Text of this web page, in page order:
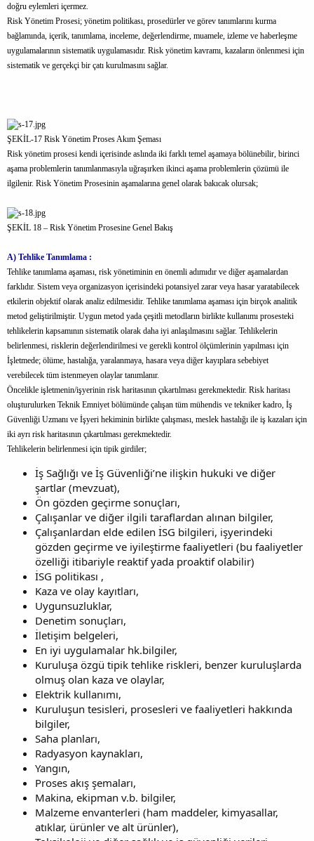
doğru eylemleri içermez.
Risk Yönetim Prosesi; yönetim politikası, prosedürler ve görev tanımlarını kurma
bağlamında, içerik, tanımlama, inceleme, değerlendirme, muamele, izleme ve haberleşme
uygulamalarının sistematik uygulamasıdır. Risk yönetim kavramı, kazaların önlenmesi için
sistematik ve gerçekçi bir çatı kurulmasını sağlar.
ŞEKİL-17 Risk Yönetim Proses Akım Şeması
Risk yönetim prosesi kendi içerisinde aslında iki farklı temel aşamaya bölünebilir, birinci
aşama problemlerin tanımlanmasıyla uğraşırken ikinci aşama problemlerin çözümü ile
ilgilenir. Risk Yönetim Prosesinin aşamalarına genel olarak bakıcak olursak;
ŞEKİL 18 – Risk Yönetim Prosesine Genel Bakış
A) Tehlike Tanımlama :
Tehlike tanımlama aşaması, risk yönetiminin en önemli adımıdır ve diğer aşamalardan
farklıdır. Sistem veya organizasyon içerisindeki potansiyel zarar veya hasar yaratabilecek
etkilerin objektif olarak analiz edilmesidir. Tehlike tanımlama aşaması için birçok analitik
metod geliştirilmiştir. Uygun metod yada çeşitli metodların birlikte kullanımı prosesteki
tehlikelerin kapsamının sistematik olarak daha iyi anlaşılmasını sağlar. Tehlikelerin
belirlenmesi, risklerin değerlendirilmesi ve gerekli kontrol ölçümlerinin yapılması için
İşletmede; ölüme, hastalığa, yaralanmaya, hasara veya diğer kayıplara sebebiyet
verebilecek tüm istenmeyen olaylar tanımlanır.
Öncelikle işletmenin/işyerinin risk haritasının çıkartılması gerekmektedir. Risk haritası
oluşturulurken Teknik Emniyet bölümünde çalışan tüm mühendis ve tekniker kadro, İş
Güvenliği Uzmanı ve İşyeri hekiminin birlikte çalışması, meslek hastalığı ile iş kazaları için
iki ayrı risk haritasının çıkartılması gerekmektedir.
Tehlikelerin belirlenmesi için tipik girdiler;
İş Sağlığı ve İş Güvenliği’ne ilişkin hukuki ve diğer
şartlar (mevzuat),
Ön gözden geçirme sonuçları,
Çalışanlar ve diğer ilgili taraflardan alınan bilgiler,
Çalışanlardan elde edilen İSG bilgileri, işyerindeki
gözden geçirme ve iyileştirme faaliyetleri (bu faaliyetler
özelliği itibariyle reaktif yada proaktif olabilir)
İSG politikası ,
Kaza ve olay kayıtları,
Uygunsuzluklar,
Denetim sonuçları,
İletişim belgeleri,
En iyi uygulamalar hk.bilgiler,
Kuruluşa özgü tipik tehlike riskleri, benzer kuruluşlarda
olmuş olan kaza ve olaylar,
Elektrik kullanımı,
Kuruluşun tesisleri, prosesleri ve faaliyetleri hakkında
bilgiler,
Saha planları,
Radyasyon kaynakları,
Yangın,
Proses akış şemaları,
Makina, ekipman v.b. bilgiler,
Malzeme envanterleri (ham maddeler, kimyasallar,
atıklar, ürünler ve alt ürünler),